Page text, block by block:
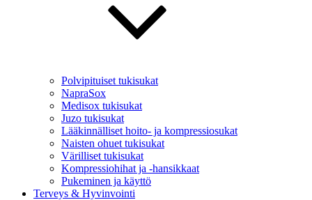
Polvipituiset tukisukat
NapraSox
Medisox tukisukat
Juzo tukisukat
Lääkinnälliset hoito- ja kompressiosukat
Naisten ohuet tukisukat
Värilliset tukisukat
Kompressiohihat ja -hansikkaat
Pukeminen ja käyttö
Terveys & Hyvinvointi